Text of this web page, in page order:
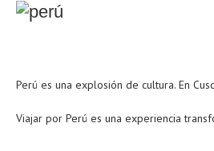
Perú es una explosión de cultura. En
Viajar por Perú es una experiencia